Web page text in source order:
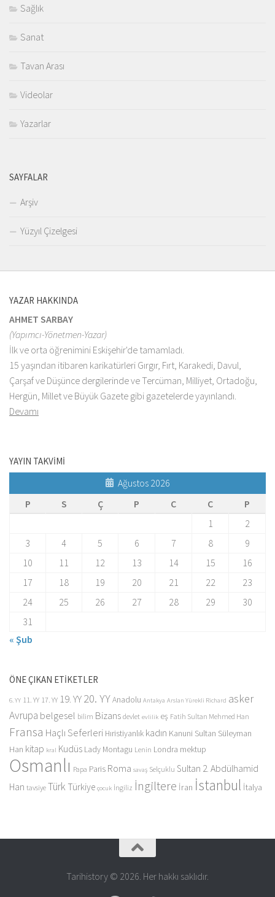
Sağlık
Sanat
Tavan Arası
Videolar
Yazarlar
SAYFALAR
Arşiv
Yüzyıl Çizelgesi
YAZAR HAKKINDA
AHMET SARBAY
(Yapımcı-Yönetmen-Yazar)
İlk ve orta öğrenimini Eskişehir'de tamamladı.
15 yaşından itibaren karikatürleri Gırgır, Fırt, Karakedi, Davul,
Çarşaf ve Düşünce dergilerinde ve Tercüman, Milliyet, Ortadoğu,
Hergün, Millet ve Büyük Gazete gibi gazetelerde yayınlandı.
Devamı
YAYIN TAKVİMİ
Ağustos 2026
P
S Ç P C C
P
1
2
3
4 5 6 7 8
9
10
11 12 13 14 15
16
17
18 19 20 21 22
23
24
25 26 27 28 29
30
31
« Şub
ÖNE ÇIKAN ETİKETLER
6. YY 11. YY 17. YY 19. YY20. YYAnadolu Antakya Arslan Yürekli Richard asker
Avrupa belgesel bilim Bizans devlet evlilik eş Fatih Sultan Mehmed Han
Fransa Haçlı Seferleri Hıristiyanlık kadın Kanuni Sultan Süleyman
Han kitap kral Kudüs Lady Montagu Lenin Londra mektup
Osmanlı Papa Paris Roma savaş Selçuklu Sultan 2. Abdülhamid
Han tavsiye Türk Türkiye çocuk İngiliz İngiltere İran İstanbul İtalya
Tarihistory © 2026. Her hakkı saklıdır.